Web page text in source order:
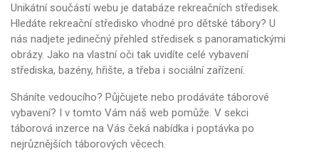
Unikátní součástí webu je databáze rekreačních středisek.
Hledáte rekreační středisko vhodné pro dětské tábory? U
nás nadjete jedinečný přehled středisek s panoramatickými
obrázy. Jako na vlastní oči tak uvidíte celé vybavení
střediska, bazény, hřište, a třeba i sociální zařízení.
Sháníte vedoucího? Půjčujete nebo prodáváte táborové
vybavení? I v tomto Vám náš web pomůže. V sekci
táborová inzerce na Vás čeká nabídka i poptávka po
nejrůznějších táborových věcech.